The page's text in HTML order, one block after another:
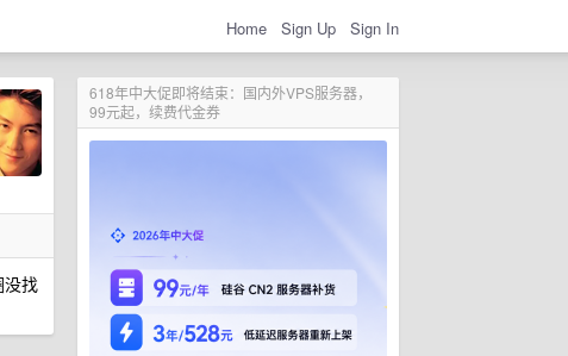
Home Sign Up Sign In
618年中大促即将结束：国内外VPS服务器，
99元起，续费代金券
没找